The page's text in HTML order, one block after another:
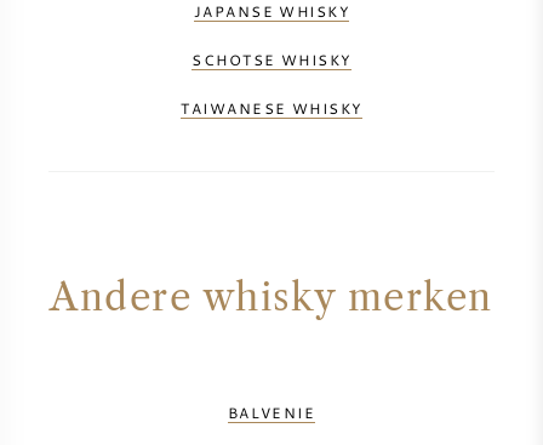
JAPANSE WHISKY
SCHOTSE WHISKY
TAIWANESE WHISKY
Andere whisky merken
BALVENIE